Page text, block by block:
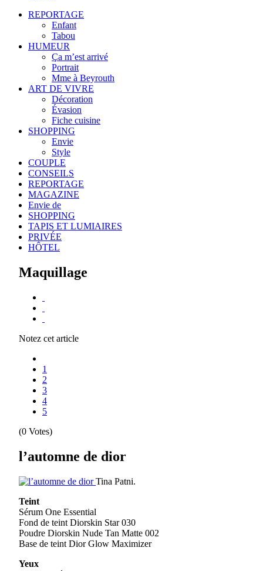
REPORTAGE
Enfant
Tabou
HUMEUR
Ça m’est arrivé
Portrait
Mme à Beyrouth
ART DE VIVRE
Décoration
Évasion
Fiche cuisine
SHOPPING
Envie
Style
COUPLE
CONSEILS
REPORTAGE
MAGAZINE
Envie de
SHOPPING
TAPIS ET LUMIAIRES
PRIVÉE
HÔTEL
Maquillage
Notez cet article
1
2
3
4
5
(0 Votes)
l’automne de dior
Tina Patni.
Teint
Sérum One Essential
Fond de teint Diorskin Star 030
Poudre Diorskin Nude Tan Matte 002
Base de teint Dior Glow Maximizer
Yeux